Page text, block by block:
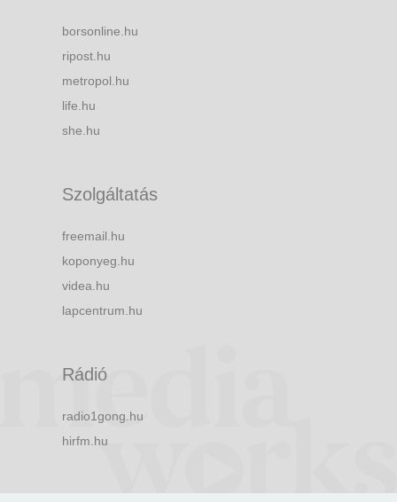
borsonline.hu
ripost.hu
metropol.hu
life.hu
she.hu
Szolgáltatás
freemail.hu
koponyeg.hu
videa.hu
lapcentrum.hu
Rádió
radio1gong.hu
hirfm.hu